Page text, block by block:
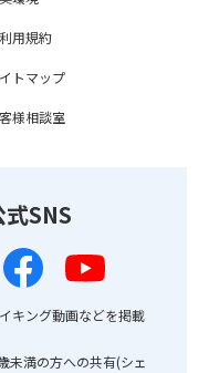
用規約
トマップ
様相談室
SNS
キング動画などを掲載
未満の方への共有(シェ